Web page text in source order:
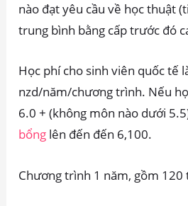
nào đạt yêu cầu về học thuật
trung bình bằng cấp trước đó
Học phí cho sinh viên quốc tế
nzd/năm/chương trình. Nếu
6.0 + (không môn nào dưới
bổng lên đến đến 6,100.
Chương trình 1 năm, gồm 120